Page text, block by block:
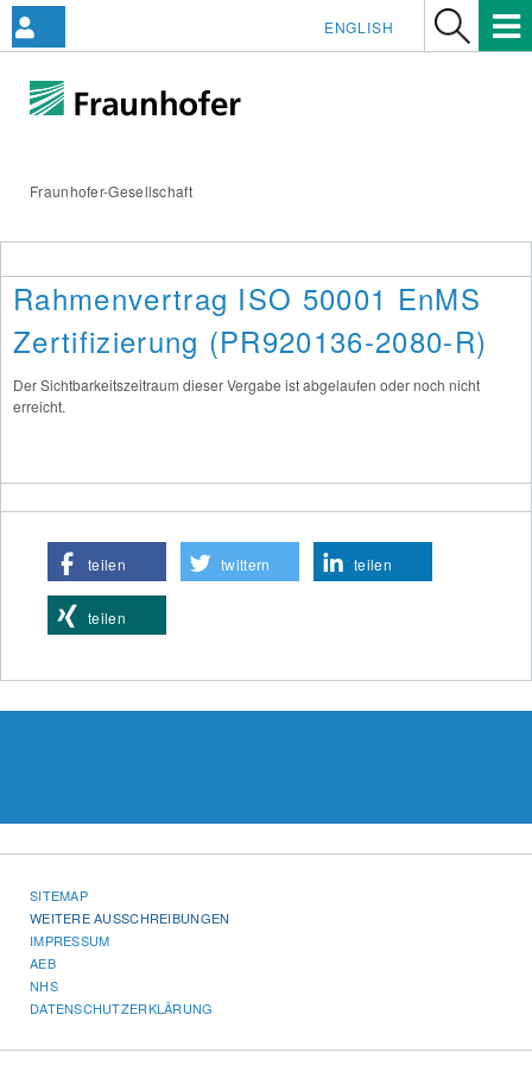
Fraunhofer-Gesellschaft
ENGLISH
Rahmenvertrag ISO 50001 EnMS
Zertifizierung (PR920136-2080-R)
Der Sichtbarkeitszeitraum dieser Vergabe ist abgelaufen oder noch nicht
erreicht.
teilen twittern teilen
teilen
SITEMAP
WEITERE AUSSCHREIBUNGEN
IMPRESSUM
AEB
NHS
DATENSCHUTZERKLÄRUNG